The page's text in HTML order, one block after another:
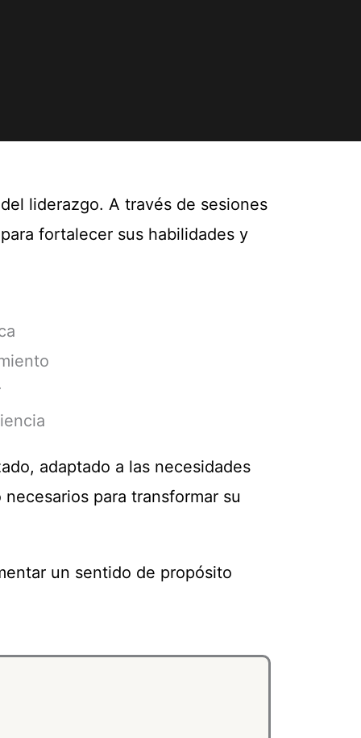
liderazgo. A través de sesiones
fortalecer sus habilidades y
adaptado a las necesidades
para transformar su
un sentido de propósito